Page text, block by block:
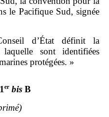
le Pacifique Sud, signée
d’État définit la
sont identifiées
protégées. »
er bis B